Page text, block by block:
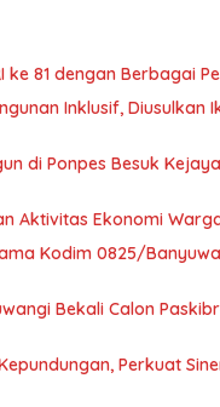
ke 81 dengan Berbagai
Inklusif, Diusulkan
di Ponpes Besuk
Aktivitas Ekonomi
Kodim 0825/
Bekali Calon
Perkuat